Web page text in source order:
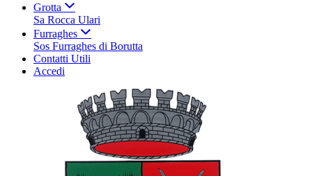
Grotta
Sa Rocca Ulari
Furraghes
Sos Furraghes di Borutta
Contatti Utili
Accedi